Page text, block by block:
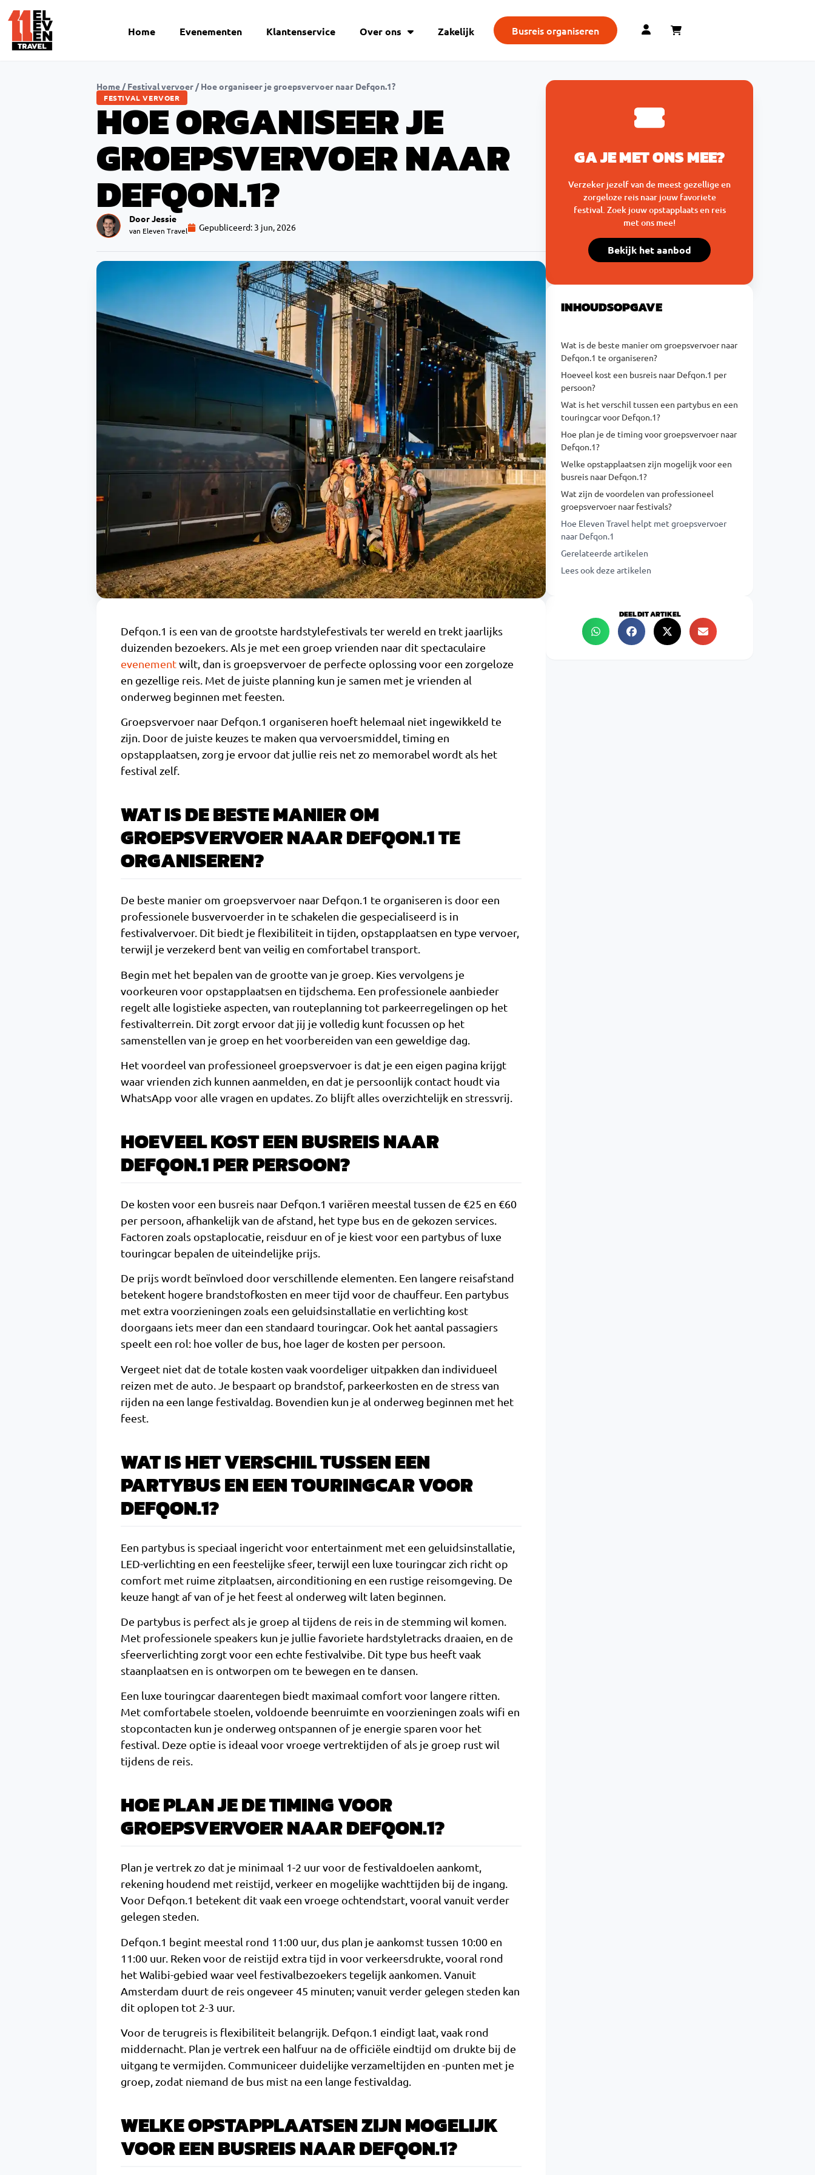
Home Evenementen Klantenservice Over ons Zakelijk Busreis organiseren
GA JE MET ONS MEE?
Verzeker jezelf van de meest gezellige en
zorgeloze reis naar jouw favoriete
festival. Zoek jouw opstapplaats en reis
met ons mee!
Bekijk het aanbod
INHOUDSOPGAVE
Wat is de beste manier om groepsvervoer naar
Defqon.1 te organiseren?
Hoeveel kost een busreis naar Defqon.1 per
persoon?
Wat is het verschil tussen een partybus en een
touringcar voor Defqon.1?
Hoe plan je de timing voor groepsvervoer naar
Defqon.1?
Welke opstapplaatsen zijn mogelijk voor een
busreis naar Defqon.1?
Wat zijn de voordelen van professioneel
groepsvervoer naar festivals?
Hoe Eleven Travel helpt met groepsvervoer
naar Defqon.1
Gerelateerde artikelen
Lees ook deze artikelen
DEEL DIT ARTIKEL
Home /Festival vervoer /Hoe organiseer je groepsvervoer naar Defqon.1?
FESTIVAL VERVOER
HOE ORGANISEER JE
GROEPSVERVOER NAAR
DEFQON.1?
Door Jessie
van Eleven Travel Gepubliceerd: 3 jun, 2026
Defqon.1 is een van de grootste hardstylefestivals ter wereld en trekt jaarlijks
duizenden bezoekers. Als je met een groep vrienden naar dit spectaculaire
evenementwilt, dan is groepsvervoer de perfecte oplossing voor een zorgeloze
en gezellige reis. Met de juiste planning kun je samen met je vrienden al
onderweg beginnen met feesten.
Groepsvervoer naar Defqon.1 organiseren hoeft helemaal niet ingewikkeld te
zijn. Door de juiste keuzes te maken qua vervoersmiddel, timing en
opstapplaatsen, zorg je ervoor dat jullie reis net zo memorabel wordt als het
festival zelf.
WAT IS DE BESTE MANIER OM
GROEPSVERVOER NAAR DEFQON.1 TE
ORGANISEREN?
De beste manier om groepsvervoer naar Defqon.1 te organiseren is door een
professionele busvervoerder in te schakelen die gespecialiseerd is in
festivalvervoer. Dit biedt je flexibiliteit in tijden, opstapplaatsen en type vervoer,
terwijl je verzekerd bent van veilig en comfortabel transport.
Begin met het bepalen van de grootte van je groep. Kies vervolgens je
voorkeuren voor opstapplaatsen en tijdschema. Een professionele aanbieder
regelt alle logistieke aspecten, van routeplanning tot parkeerregelingen op het
festivalterrein. Dit zorgt ervoor dat jij je volledig kunt focussen op het
samenstellen van je groep en het voorbereiden van een geweldige dag.
Het voordeel van professioneel groepsvervoer is dat je een eigen pagina krijgt
waar vrienden zich kunnen aanmelden, en dat je persoonlijk contact houdt via
WhatsApp voor alle vragen en updates. Zo blijft alles overzichtelijk en stressvrij.
HOEVEEL KOST EEN BUSREIS NAAR
DEFQON.1 PER PERSOON?
De kosten voor een busreis naar Defqon.1 variëren meestal tussen de €25 en €60
per persoon, afhankelijk van de afstand, het type bus en de gekozen services.
Factoren zoals opstaplocatie, reisduur en of je kiest voor een partybus of luxe
touringcar bepalen de uiteindelijke prijs.
De prijs wordt beïnvloed door verschillende elementen. Een langere reisafstand
betekent hogere brandstofkosten en meer tijd voor de chauffeur. Een partybus
met extra voorzieningen zoals een geluidsinstallatie en verlichting kost
doorgaans iets meer dan een standaard touringcar. Ook het aantal passagiers
speelt een rol: hoe voller de bus, hoe lager de kosten per persoon.
Vergeet niet dat de totale kosten vaak voordeliger uitpakken dan individueel
reizen met de auto. Je bespaart op brandstof, parkeerkosten en de stress van
rijden na een lange festivaldag. Bovendien kun je al onderweg beginnen met het
feest.
WAT IS HET VERSCHIL TUSSEN EEN
PARTYBUS EN EEN TOURINGCAR VOOR
DEFQON.1?
Een partybus is speciaal ingericht voor entertainment met een geluidsinstallatie,
LED-verlichting en een feestelijke sfeer, terwijl een luxe touringcar zich richt op
comfort met ruime zitplaatsen, airconditioning en een rustige reisomgeving. De
keuze hangt af van of je het feest al onderweg wilt laten beginnen.
De partybus is perfect als je groep al tijdens de reis in de stemming wil komen.
Met professionele speakers kun je jullie favoriete hardstyletracks draaien, en de
sfeerverlichting zorgt voor een echte festivalvibe. Dit type bus heeft vaak
staanplaatsen en is ontworpen om te bewegen en te dansen.
Een luxe touringcar daarentegen biedt maximaal comfort voor langere ritten.
Met comfortabele stoelen, voldoende beenruimte en voorzieningen zoals wifi en
stopcontacten kun je onderweg ontspannen of je energie sparen voor het
festival. Deze optie is ideaal voor vroege vertrektijden of als je groep rust wil
tijdens de reis.
HOE PLAN JE DE TIMING VOOR
GROEPSVERVOER NAAR DEFQON.1?
Plan je vertrek zo dat je minimaal 1-2 uur voor de festivaldoelen aankomt,
rekening houdend met reistijd, verkeer en mogelijke wachttijden bij de ingang.
Voor Defqon.1 betekent dit vaak een vroege ochtendstart, vooral vanuit verder
gelegen steden.
Defqon.1 begint meestal rond 11:00 uur, dus plan je aankomst tussen 10:00 en
11:00 uur. Reken voor de reistijd extra tijd in voor verkeersdrukte, vooral rond
het Walibi-gebied waar veel festivalbezoekers tegelijk aankomen. Vanuit
Amsterdam duurt de reis ongeveer 45 minuten; vanuit verder gelegen steden kan
dit oplopen tot 2-3 uur.
Voor de terugreis is flexibiliteit belangrijk. Defqon.1 eindigt laat, vaak rond
middernacht. Plan je vertrek een halfuur na de officiële eindtijd om drukte bij de
uitgang te vermijden. Communiceer duidelijke verzameltijden en -punten met je
groep, zodat niemand de bus mist na een lange festivaldag.
WELKE OPSTAPPLAATSEN ZIJN MOGELIJK
VOOR EEN BUSREIS NAAR DEFQON.1?